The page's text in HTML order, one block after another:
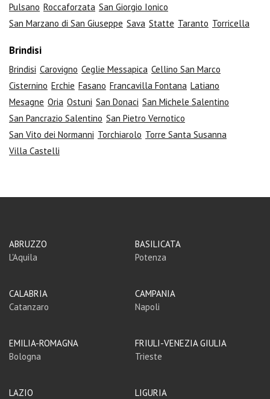
Pulsano Roccaforzata San Giorgio Ionico
San Marzano di San Giuseppe Sava Statte Taranto Torricella
Brindisi
Brindisi Carovigno Ceglie Messapica Cellino San Marco
Cisternino Erchie Fasano Francavilla Fontana Latiano
Mesagne Oria Ostuni San Donaci San Michele Salentino
San Pancrazio Salentino San Pietro Vernotico
San Vito dei Normanni Torchiarolo Torre Santa Susanna
Villa Castelli
ABRUZZO
L'Aquila
BASILICATA
Potenza
CALABRIA
Catanzaro
CAMPANIA
Napoli
EMILIA-ROMAGNA
Bologna
FRIULI-VENEZIA GIULIA
Trieste
LAZIO
LIGURIA